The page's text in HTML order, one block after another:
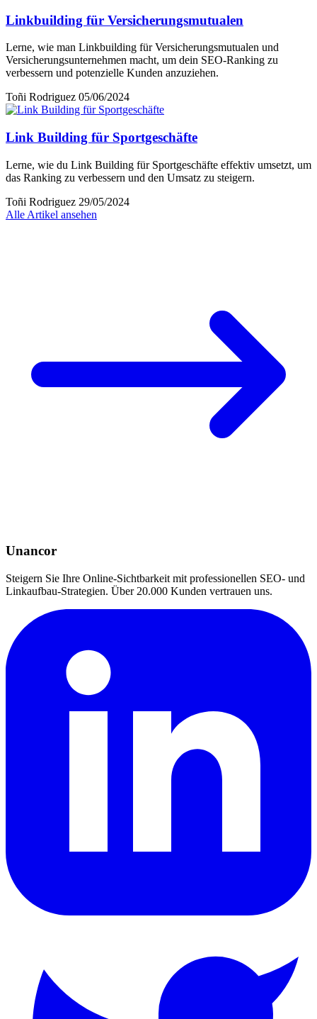
Linkbuilding für Versicherungsmutualen
Lerne, wie man Linkbuilding für Versicherungsmutualen und
Versicherungsunternehmen macht, um dein SEO-Ranking zu
verbessern und potenzielle Kunden anzuziehen.
Toñi Rodriguez 05/06/2024
Link Building für Sportgeschäfte
Lerne, wie du Link Building für Sportgeschäfte effektiv umsetzt, um
das Ranking zu verbessern und den Umsatz zu steigern.
Toñi Rodriguez 29/05/2024
Alle Artikel ansehen
Unancor
Steigern Sie Ihre Online-Sichtbarkeit mit professionellen SEO- und
Linkaufbau-Strategien. Über 20.000 Kunden vertrauen uns.